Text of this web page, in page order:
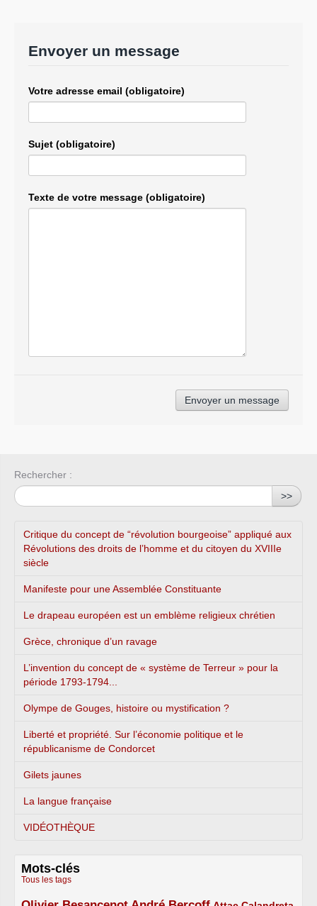
Envoyer un message
Votre adresse email (obligatoire)
Sujet (obligatoire)
Texte de votre message (obligatoire)
Rechercher :
>>
Critique du concept de “révolution bourgeoise” appliqué aux
Révolutions des droits de l’homme et du citoyen du XVIIIe
siècle
Manifeste pour une Assemblée Constituante
Le drapeau européen est un emblème religieux chrétien
Grèce, chronique d’un ravage
L’invention du concept de « système de Terreur » pour la
période 1793-1794...
Olympe de Gouges, histoire ou mystification ?
Liberté et propriété. Sur l’économie politique et le
républicanisme de Condorcet
Gilets jaunes
La langue française
VIDÉOTHÈQUE
Mots-clés
Tous les tags